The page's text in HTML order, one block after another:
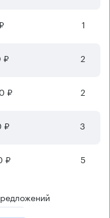
1
₽ 2
₽ 2
₽ 3
₽ 5